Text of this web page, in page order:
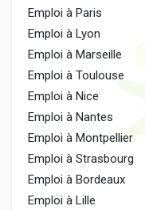
Emploi à Paris
Emploi à Lyon
Emploi à Marseille
Emploi à Toulouse
Emploi à Nice
Emploi à Nantes
Emploi à Montpellier
Emploi à Strasbourg
Emploi à Bordeaux
Emploi à Lille